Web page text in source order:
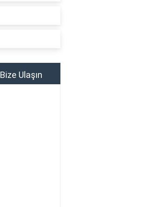
Bize Ulaşın